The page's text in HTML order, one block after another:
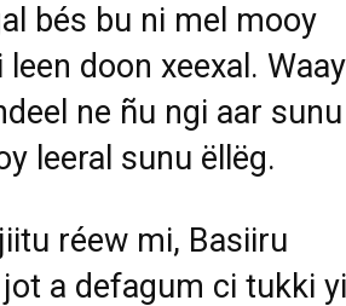
bés bu ni mel mooy
doon xeexal.
ne ñu ngi aar sunu
leeral sunu ëllëg.
réew mi, Basiiru
a defagum ci tukki yi